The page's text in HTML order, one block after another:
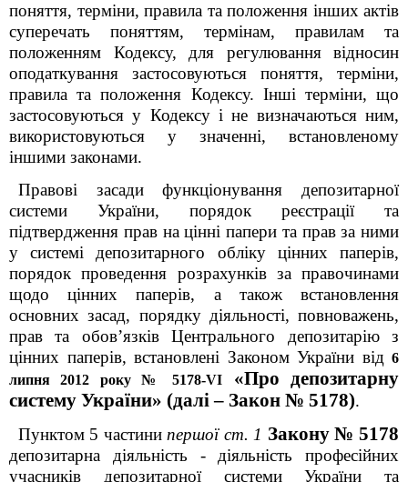
поняття, терміни, правила та положення інших актів
суперечать поняттям, термінам, правилам та
положенням Кодексу, для регулювання відносин
оподаткування застосовуються поняття, терміни,
правила та положення Кодексу. Інші терміни, що
застосовуються у Кодексу і не визначаються ним,
використовуються у значенні, встановленому
іншими законами.
Правові засади функціонування депозитарної
системи України, порядок реєстрації та
підтвердження прав на цінні папери та прав за ними
у системі депозитарного обліку цінних паперів,
порядок проведення розрахунків за правочинами
щодо цінних паперів, а також встановлення
основних засад, порядку діяльності, повноважень,
прав та обов’язків Центрального депозитарію з
цінних паперів, встановлені Законом України від 6
липня 2012 року № 5178-VI
«Про депозитарну
систему України» (далі – Закон № 5178).
Пунктом 5 частини першої ст. 1 Закону № 5178
депозитарна діяльність - діяльність професійних
учасників депозитарної системи України та